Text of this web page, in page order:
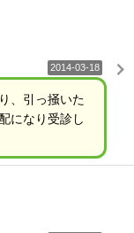
2014-03-18
、引っ掻いた
になり受診し